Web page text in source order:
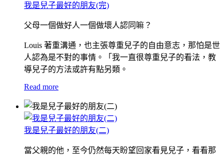
我是兒子最好的朋友(完)
父母一個做好人一個做壞人認同嘛？
Louis 著重溝通，也主張尊重兒子的自由意志，那怕是世
人認為是不對的事情。「我一直很尊重兒子的看法，教
導兒子的方法或許有點另類。
Read more
我是兒子最好的朋友(二)
當父親的他，至今仍然每天盼望回家看見兒子，看看那